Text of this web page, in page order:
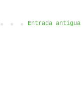
Entrada antigua